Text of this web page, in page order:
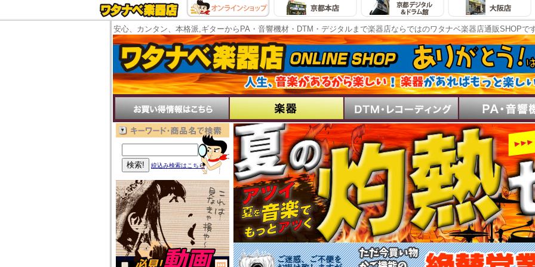
安心、カンタン、本格派,ギターからPA・音響機材・DTM・デジタルまで楽器店ならではのワタナベ楽器店通販SHOPで
絞込み検索はこちら